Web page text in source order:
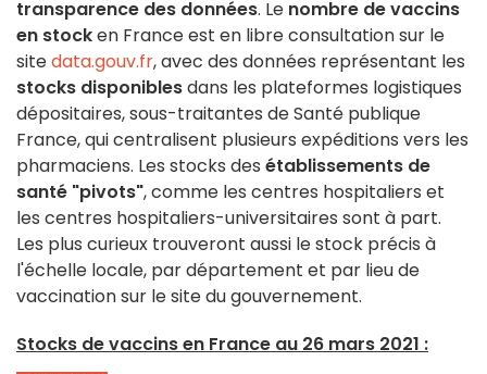
transparence des données. Le nombre de vaccins
en stocken France est en libre consultation sur le
sitedata.gouv.fr, avec des données représentant les
stocks disponiblesdans les plateformes logistiques
dépositaires, sous-traitantes de Santé publique
France, qui centralisent plusieurs expéditions vers les
pharmaciens. Les stocks des établissements de
santé "pivots", comme les centres hospitaliers et
les centres hospitaliers-universitaires sont à part.
Les plus curieux trouveront aussi le stock précis à
l'échelle locale, par département et par lieu de
vaccination sur le site du gouvernement.
Stocks de vaccins en France au 26 mars 2021 :